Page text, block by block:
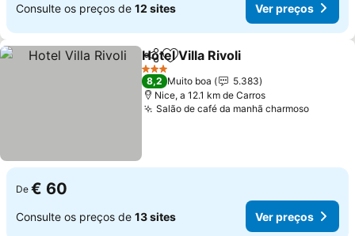
Consulte os preços de 12 sites Ver preços
PartilharAdicionar aos favoritos
Hotel Villa Rivoli
3 Estrelas
8,2 Muito boa
5.383
Nice, a 12.1 km de Carros
Salão de café da manhã charmosoVer
De € 60
Consulte os preços de 13 sites Ver preços